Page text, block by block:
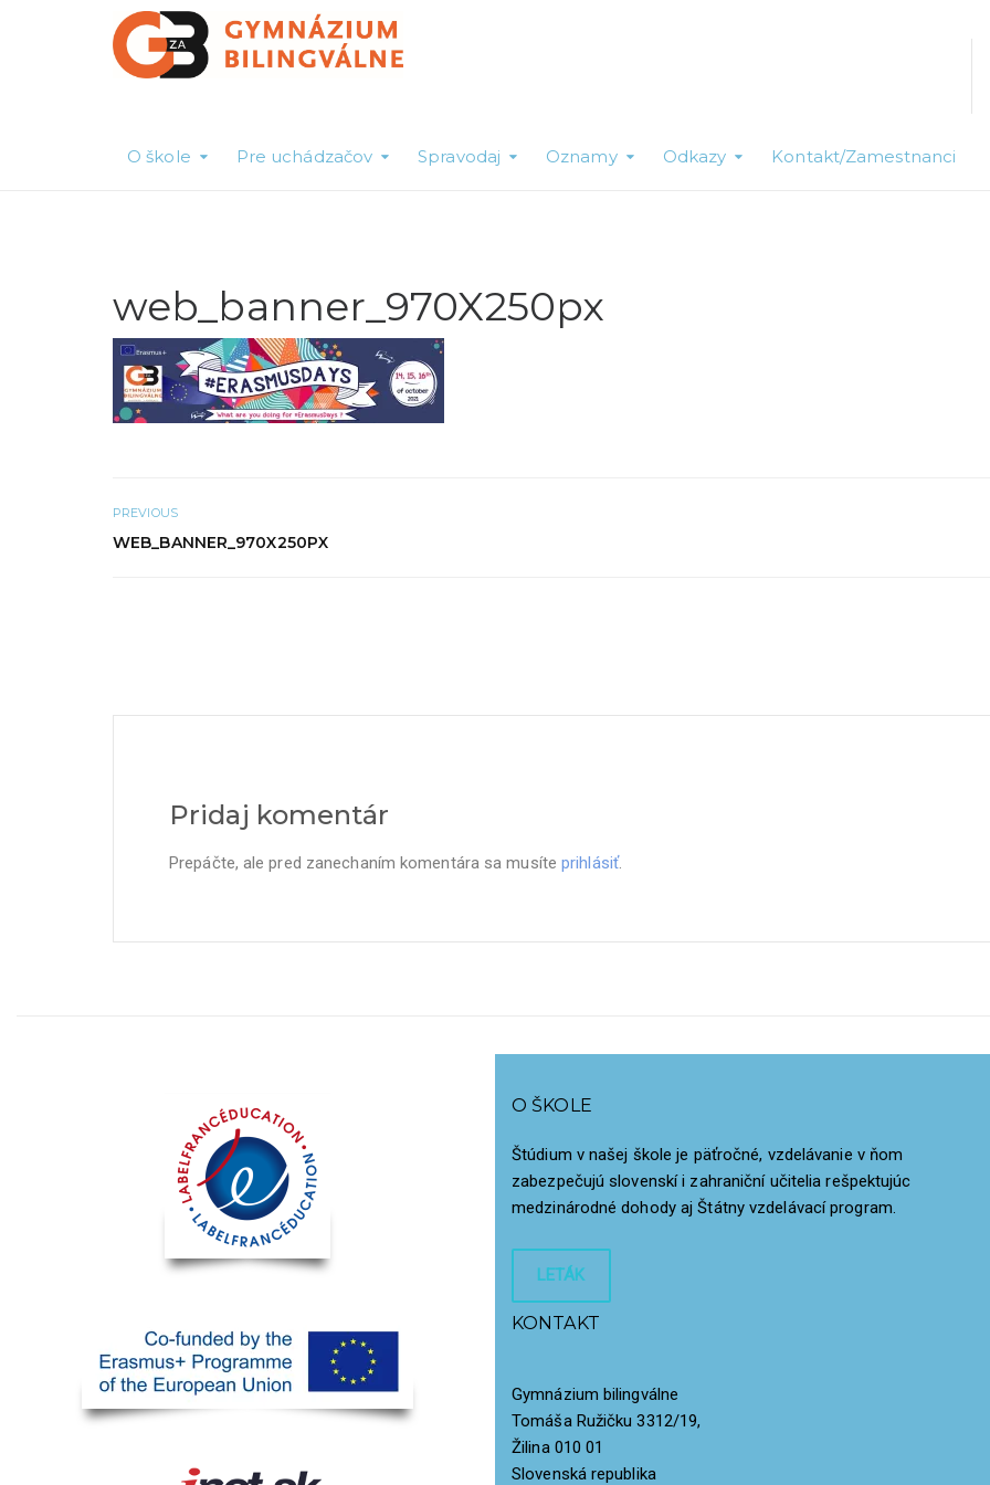
O škole Pre uchádzačov Spravodaj Oznamy Odkazy Kontakt/Zamestnanci
web_banner_970X250px
PREVIOUS
WEB_BANNER_970X250PX
Pridaj komentár
Prepáčte, ale pred zanechaním komentára sa musíteprihlásiť.
O ŠKOLE
Štúdium v našej škole je päťročné, vzdelávanie v ňom
zabezpečujú slovenskí i zahraniční učitelia rešpektujúc
medzinárodné dohody aj Štátny vzdelávací program.
LETÁK
KONTAKT
Gymnázium bilingválne
Tomáša Ružičku 3312/19,
Žilina 010 01
Slovenská republika